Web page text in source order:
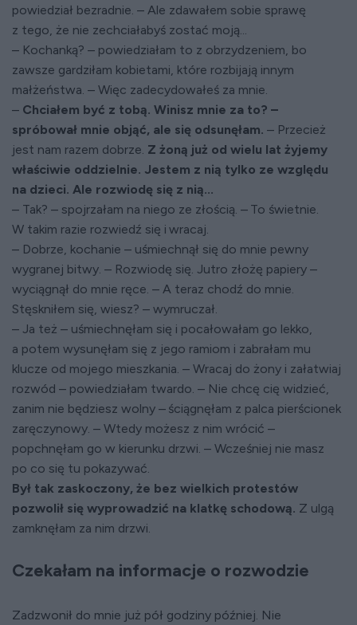
powiedział bezradnie. – Ale zdawałem sobie sprawę
z tego, że nie zechciałabyś zostać moją...
– Kochanką? – powiedziałam to z obrzydzeniem, bo
zawsze gardziłam kobietami, które rozbijają innym
małżeństwa. – Więc zadecydowałeś za mnie.
– Chciałem być z tobą. Winisz mnie za to? –
spróbował mnie objąć, ale się odsunęłam. – Przecież
jest nam razem dobrze. Z żoną już od wielu lat żyjemy
właściwie oddzielnie. Jestem z nią tylko ze względu
na dzieci. Ale rozwiodę się z nią...
– Tak? – spojrzałam na niego ze złością. – To świetnie.
W takim razie rozwiedź się i wracaj.
– Dobrze, kochanie – uśmiechnął się do mnie pewny
wygranej bitwy. – Rozwiodę się. Jutro złożę papiery –
wyciągnął do mnie ręce. – A teraz chodź do mnie.
Stęskniłem się, wiesz? – wymruczał.
– Ja też – uśmiechnęłam się i pocałowałam go lekko,
a potem wysunęłam się z jego ramiom i zabrałam mu
klucze od mojego mieszkania. – Wracaj do żony i załatwiaj
rozwód – powiedziałam twardo. – Nie chcę cię widzieć,
zanim nie będziesz wolny – ściągnęłam z palca pierścionek
zaręczynowy. – Wtedy możesz z nim wrócić –
popchnęłam go w kierunku drzwi. – Wcześniej nie masz
po co się tu pokazywać.
Był tak zaskoczony, że bez wielkich protestów
pozwolił się wyprowadzić na klatkę schodową. Z ulgą
zamknęłam za nim drzwi.
Czekałam na informacje o rozwodzie
Zadzwonił do mnie już pół godziny później. Nie